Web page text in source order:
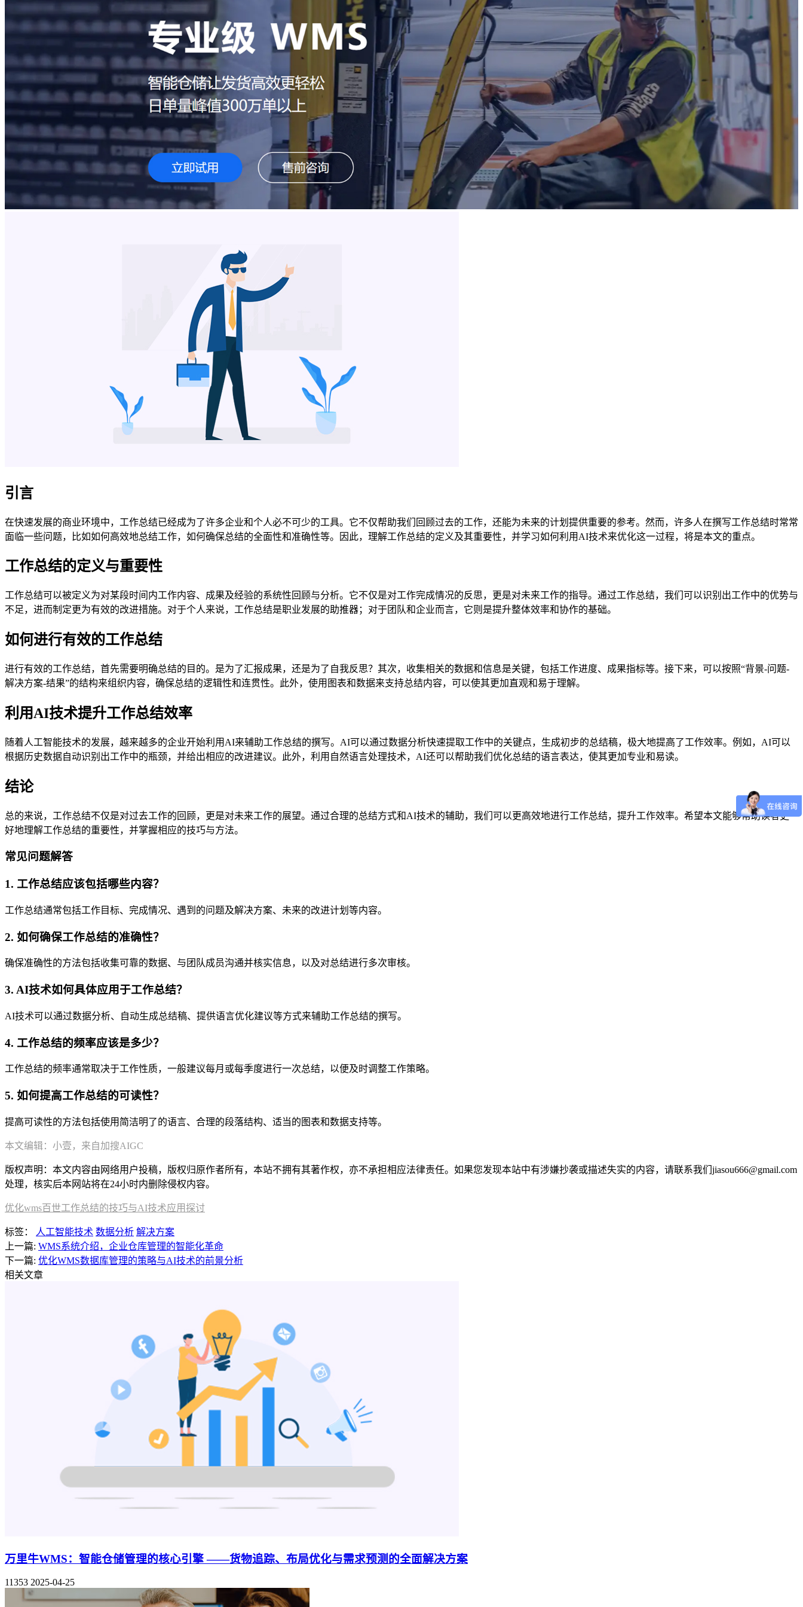
引言
在快速发展的商业环境中，工作总结已经成为了许多企业和个人必不可少的工具。它不仅帮助我们回顾过去的工作，还能为未来的计划提供重要的参考。然而，许多人在撰写工作总结时常常
面临一些问题，比如如何高效地总结工作，如何确保总结的全面性和准确性等。因此，理解工作总结的定义及其重要性，并学习如何利用AI技术来优化这一过程，将是本文的重点。
工作总结的定义与重要性
工作总结可以被定义为对某段时间内工作内容、成果及经验的系统性回顾与分析。它不仅是对工作完成情况的反思，更是对未来工作的指导。通过工作总结，我们可以识别出工作中的优势与
不足，进而制定更为有效的改进措施。对于个人来说，工作总结是职业发展的助推器；对于团队和企业而言，它则是提升整体效率和协作的基础。
如何进行有效的工作总结
进行有效的工作总结，首先需要明确总结的目的。是为了汇报成果，还是为了自我反思？其次，收集相关的数据和信息是关键，包括工作进度、成果指标等。接下来，可以按照“背景-问题-
解决方案-结果”的结构来组织内容，确保总结的逻辑性和连贯性。此外，使用图表和数据来支持总结内容，可以使其更加直观和易于理解。
利用AI技术提升工作总结效率
随着人工智能技术的发展，越来越多的企业开始利用AI来辅助工作总结的撰写。AI可以通过数据分析快速提取工作中的关键点，生成初步的总结稿，极大地提高了工作效率。例如，AI可以
根据历史数据自动识别出工作中的瓶颈，并给出相应的改进建议。此外，利用自然语言处理技术，AI还可以帮助我们优化总结的语言表达，使其更加专业和易读。
结论
总的来说，工作总结不仅是对过去工作的回顾，更是对未来工作的展望。通过合理的总结方式和AI技术的辅助，我们可以更高效地进行工作总结，提升工作效率。希望本文能够帮助读者更
好地理解工作总结的重要性，并掌握相应的技巧与方法。
常见问题解答
1. 工作总结应该包括哪些内容？
工作总结通常包括工作目标、完成情况、遇到的问题及解决方案、未来的改进计划等内容。
2. 如何确保工作总结的准确性？
确保准确性的方法包括收集可靠的数据、与团队成员沟通并核实信息，以及对总结进行多次审核。
3. AI技术如何具体应用于工作总结？
AI技术可以通过数据分析、自动生成总结稿、提供语言优化建议等方式来辅助工作总结的撰写。
4. 工作总结的频率应该是多少？
工作总结的频率通常取决于工作性质，一般建议每月或每季度进行一次总结，以便及时调整工作策略。
5. 如何提高工作总结的可读性？
提高可读性的方法包括使用简洁明了的语言、合理的段落结构、适当的图表和数据支持等。
本文编辑：小壹，来自加搜AIGC
版权声明：本文内容由网络用户投稿，版权归原作者所有，本站不拥有其著作权，亦不承担相应法律责任。如果您发现本站中有涉嫌抄袭或描述失实的内容，请联系我们jiasou666@gmail.com
处理，核实后本网站将在24小时内删除侵权内容。
优化wms百世工作总结的技巧与AI技术应用探讨
标签： 人工智能技术 数据分析 解决方案
上一篇: WMS系统介绍，企业仓库管理的智能化革命
下一篇: 优化WMS数据库管理的策略与AI技术的前景分析
相关文章
万里牛WMS：智能仓储管理的核心引擎 ——货物追踪、布局优化与需求预测的全面解决方案
11353 2025-04-25